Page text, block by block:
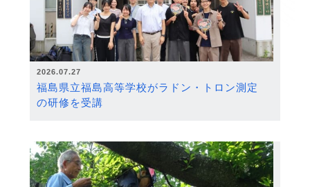
2026.07.27
福島県立福島高等学校がラドン・トロン測定
の研修を受講